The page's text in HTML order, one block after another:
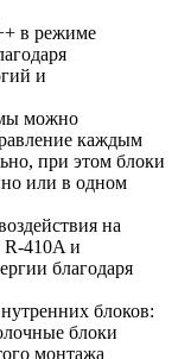
в режиме
и
можно
каждым
при этом блоки
или в одном
на
410A и
благодаря
блоков:
блоки
монтажа